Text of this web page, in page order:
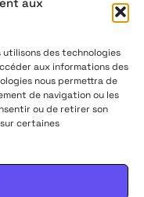
utilisons des technologies
aux informations des
nous permettra de
de navigation ou les
ou de retirer son
certaines
Cookies
réservés
THC, CONFORMES À LA
ALLAITANTES · NE PAS
AUX MINEURS